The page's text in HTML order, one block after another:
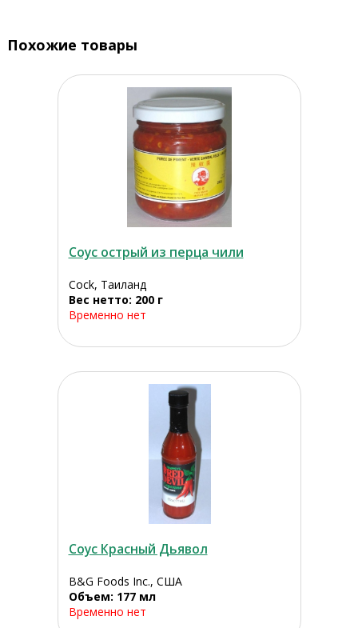
Похожие товары
Соус острый из перца чили
Cock, Таиланд
Вес нетто: 200 г
Временно нет
Соус Красный Дьявол
B&G Foods Inc., США
Объем: 177 мл
Временно нет